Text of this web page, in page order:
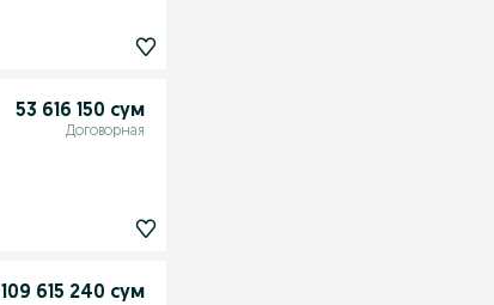
53 616 150 сум
Договорная
109 615 240 сум